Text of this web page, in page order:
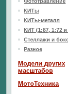
КИТы
КИТы-металл
КИТ (1:87, 1:72 и
Стеллажи и
Разное
Модели других
масштабов
МотоТехника